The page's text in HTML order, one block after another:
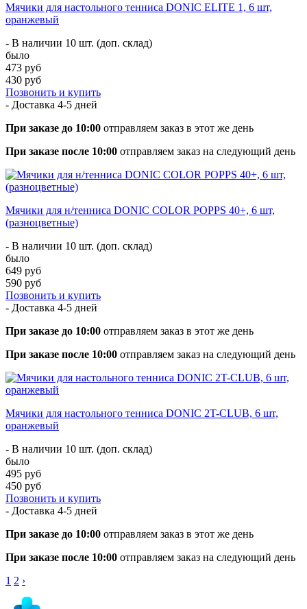
Мячики для настольного тенниса DONIC ELITE 1, 6 шт,
оранжевый
- В наличии 10 шт. (доп. склад)
было
473 руб
430 руб
Позвонить и купить
- Доставка 4-5 дней
При заказе до 10:00 отправляем заказ в этот же день
При заказе после 10:00 отправляем заказ на следующий день
Мячики для н/тенниса DONIC COLOR POPPS 40+, 6 шт,
(разноцветные)
- В наличии 10 шт. (доп. склад)
было
649 руб
590 руб
Позвонить и купить
- Доставка 4-5 дней
При заказе до 10:00 отправляем заказ в этот же день
При заказе после 10:00 отправляем заказ на следующий день
Мячики для настольного тенниса DONIC 2T-CLUB, 6 шт,
оранжевый
- В наличии 10 шт. (доп. склад)
было
495 руб
450 руб
Позвонить и купить
- Доставка 4-5 дней
При заказе до 10:00 отправляем заказ в этот же день
При заказе после 10:00 отправляем заказ на следующий день
1 2 ›